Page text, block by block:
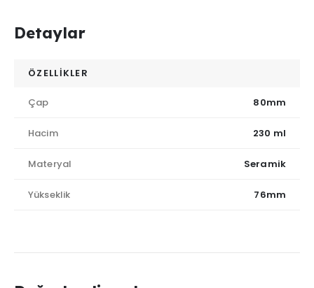
Detaylar
ÖZELLİKLER
Çap 80mm
Hacim 230 ml
Materyal Seramik
Yükseklik 76mm